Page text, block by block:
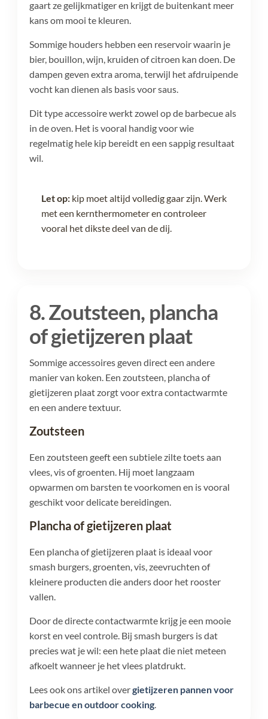
gaart ze gelijkmatiger en krijgt de buitenkant meer
kans om mooi te kleuren.
Sommige houders hebben een reservoir waarin je
bier, bouillon, wijn, kruiden of citroen kan doen. De
dampen geven extra aroma, terwijl het afdruipende
vocht kan dienen als basis voor saus.
Dit type accessoire werkt zowel op de barbecue als
in de oven. Het is vooral handig voor wie
regelmatig hele kip bereidt en een sappig resultaat
wil.
Let op: kip moet altijd volledig gaar zijn. Werk
met een kernthermometer en controleer
vooral het dikste deel van de dij.
8. Zoutsteen, plancha
of gietijzeren plaat
Sommige accessoires geven direct een andere
manier van koken. Een zoutsteen, plancha of
gietijzeren plaat zorgt voor extra contactwarmte
en een andere textuur.
Zoutsteen
Een zoutsteen geeft een subtiele zilte toets aan
vlees, vis of groenten. Hij moet langzaam
opwarmen om barsten te voorkomen en is vooral
geschikt voor delicate bereidingen.
Plancha of gietijzeren plaat
Een plancha of gietijzeren plaat is ideaal voor
smash burgers, groenten, vis, zeevruchten of
kleinere producten die anders door het rooster
vallen.
Door de directe contactwarmte krijg je een mooie
korst en veel controle. Bij smash burgers is dat
precies wat je wil: een hete plaat die niet meteen
afkoelt wanneer je het vlees platdrukt.
Lees ook ons artikel overgietijzeren pannen voor
barbecue en outdoor cooking